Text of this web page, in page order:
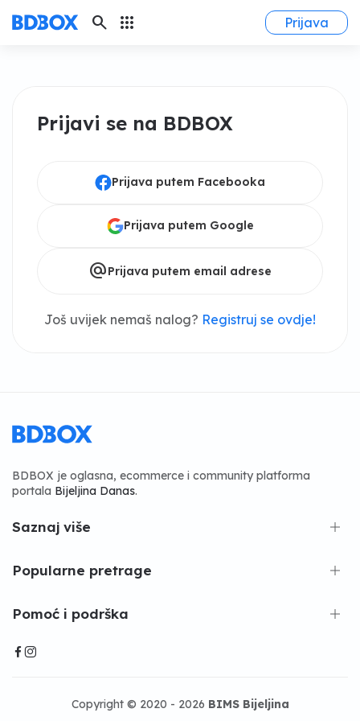
search apps Prijava
Prijavi se na BDBOX
Prijava putem Facebooka
Prijava putem Google
alternate_emailPrijava putem email adrese
Još uvijek nemaš nalog? Registruj se ovdje!
BDBOX je oglasna, ecommerce i community platforma
portala Bijeljina Danas.
Saznaj više
Popularne pretrage
Pomoć i podrška
Copyright © 2020 - 2026 BIMS Bijeljina